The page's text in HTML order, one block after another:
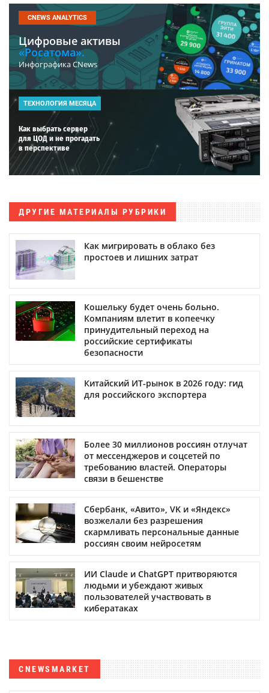
CNEWS ANALYTICS
Цифровые активы
«Росатома».
Инфографика CNews
ТЕХНОЛОГИЯ МЕСЯЦА
Как выбрать сервер
для ЦОД и не прогадать
в перспективе
ДРУГИЕ МАТЕРИАЛЫ РУБРИКИ
Как мигрировать в облако без
простоев и лишних затрат
Кошельку будет очень больно.
Компаниям влетит в копеечку
принудительный переход на
российские сертификаты
безопасности
Китайский ИТ-рынок в 2026 году: гид
для российского экспортера
Более 30 миллионов россиян отлучат
от мессенджеров и соцсетей по
требованию властей. Операторы
связи в бешенстве
Сбербанк, «Авито», VK и «Яндекс»
возжелали без разрешения
скармливать персональные данные
россиян своим нейросетям
ИИ Claude и ChatGPT притворяются
людьми и убеждают живых
пользователей участвовать в
кибератаках
CNEWSMARKET